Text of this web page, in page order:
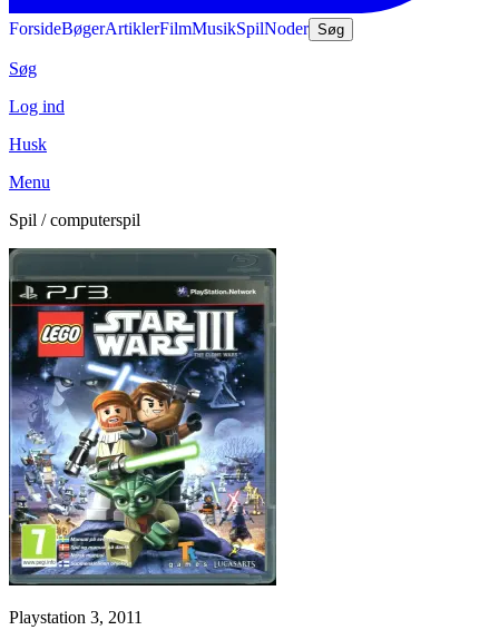
ForsideBøgerArtiklerFilmMusikSpilNoder Søg
Søg
Log ind
Husk
Menu
Spil / computerspil
Playstation 3, 2011